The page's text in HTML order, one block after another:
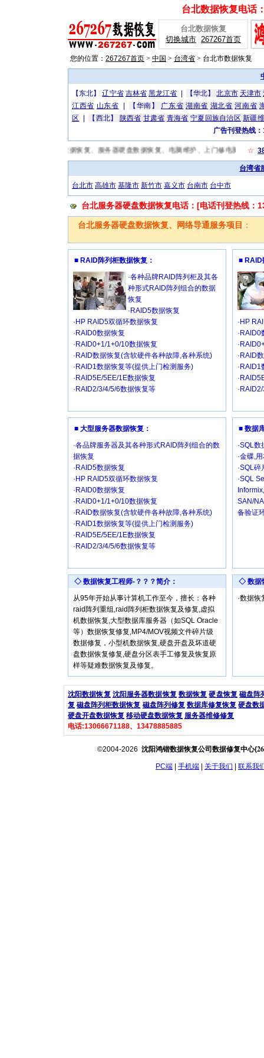
台北数据恢复电话
台北数据恢复
切换城市 267267首页
您的位置： 267267首页 > 中国 > 台湾省 > 台北市数据恢复
【东北】辽宁省 吉林省 黑龙江省 【华北】北京市 天津市
江西省 山东省 【华南】 广东省 湖南省 湖北省 河南省
区
【西北】 陕西省 甘肃省 青海省 宁夏回族自治区 新疆
广告刊登热线
)，是一家以数据恢复、服务器硬盘数据恢复、电脑维护、上门修电脑、硬☆
台湾省
台北市 高雄市 基隆市 新竹市 嘉义市 台南市 台中市
台北服务器硬盘数据恢复电话：[电话刊登热线：
台北服务器硬盘数据恢复、网络导通服务项目 ：
■ RAID阵列柜数据恢复：
·各种品牌RAID阵列柜及其各
种形式RAID阵列组合的数据
恢复
·RAID5数据恢复
·HP RAID5双循环数据恢复
·RAID0数据恢复
·RAID0+1/1+0/10数据恢复
·RAID数据恢复(含软硬件各种故障,各种系统)
·RAID1数据恢复等(提供上门检测服务)
·RAID5E/5EE/1E数据恢复
·RAID2/3/4/5/6数据恢复等
■ RAID
·HP
·RAID0
·RAID
■ 大型服务器数据恢复：
·各品牌服务器及其各种形式RAID阵列组合的数
据恢复
·RAID5数据恢复
·HP RAID5双循环数据恢复
·RAID0数据恢复
·RAID0+1/1+0/10数据恢复
·RAID数据恢复(含软硬件各种故障,各种系统)
·RAID1数据恢复等(提供上门检测服务)
·RAID5E/5EE/1E数据恢复
·RAID2/3/4/5/6数据恢复等
■ 数据
·SQL
·金碟,
·SQL
·SQL
SAN/
备验证
◇ 数据恢复工程师-？？？简介：
从95年开始从事计算机工作至今，擅长：各种
raid阵列重组,raid阵列柜数据恢复及修复,虚拟
机数据恢复,大型数据库服务器（如SQL Oracle
等）数据恢复修复,MP4/MOV视频文件碎片级
数据修复，小型机数据恢复,硬盘开盘及坏道硬
盘数据恢复修复,硬盘分区表手工修复及恢复原
样等疑难数据恢复及修复。
◇ 数据
·数据
沈阳数据恢复 沈阳服务器数据恢复 数据恢复 硬盘恢复 磁盘阵
复 磁盘阵列柜数据恢复 磁盘阵列修复 数据库修复恢复 硬盘数
硬盘开盘数据恢复 移动硬盘数据恢复 服务器维修修复
电话:13066671188、13478885885
©2004-2026 沈阳鸿锴数据恢复公司数据修复中心(
PC端 手机端 关于我们 联系我